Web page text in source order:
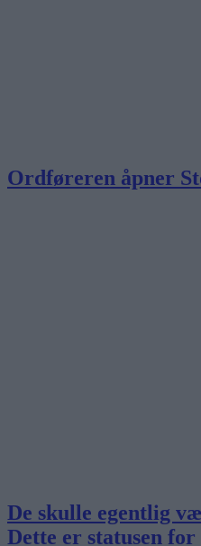
Ordføreren åpner
De skulle egentlig
Dette er statusen